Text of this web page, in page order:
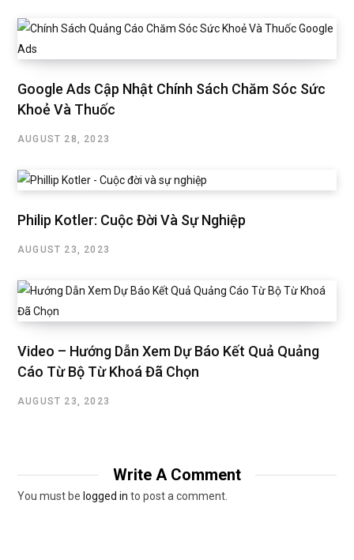
Google Ads Cập Nhật Chính Sách Chăm Sóc Sức
Khoẻ Và Thuốc
AUGUST 28, 2023
Philip Kotler: Cuộc Đời Và Sự Nghiệp
AUGUST 23, 2023
Video – Hướng Dẫn Xem Dự Báo Kết Quả Quảng
Cáo Từ Bộ Từ Khoá Đã Chọn
AUGUST 23, 2023
Write A Comment
You must be logged in to post a comment.